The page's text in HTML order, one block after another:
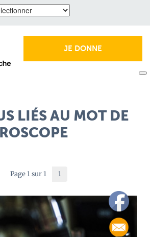
JE DONNE
LIÉS AU MOT DE
Page 1 sur 1 1